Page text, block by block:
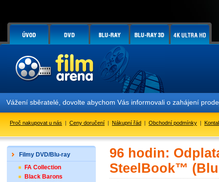
Vážení sběratelé, dovolte abychom Vás informovali o zahájení
Proč nakupovat u nás | Ceny doručení | Nákupní řád | Obchodní podmínky |
Filmy DVD/Blu-ray
FA Collection
Black Barons
96 hodin:
SteelBook™